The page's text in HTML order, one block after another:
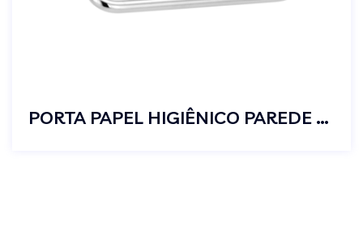
PORTA PAPEL HIGIÊNICO PAREDE BANHEIRO METAL STANDARD